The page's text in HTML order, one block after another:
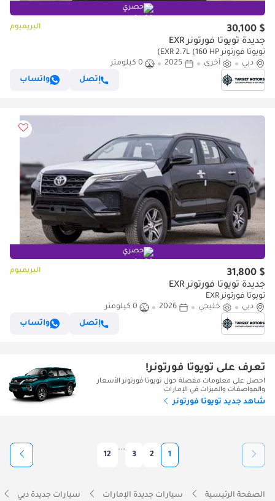
حصري
$ 30,100 البريميوم
جديدة تويوتا فورتونر EXR
تويوتا فورتونر EXR 2.7L (160 HP)
دبي
أخرى 2025
0 كيلومتر
إتصل
واتساب
حصري
$ 31,800 البريميوم
جديدة تويوتا فورتونر EXR
تويوتا فورتونر EXR
دبي
خليجي 2026
0 كيلومتر
إتصل
واتساب
تعرف على تويوتا فورتونر!
احصل على معلومات مفصلة حول تويوتا فورتونر الأسعار
والمواصفات والميزات في الإمارات
شاهد جديد تويوتا فورتونر
1
2
3
...
12
الصفحة الرئيسية سيارات جديدة الإمارات سيارات جديدة دبي